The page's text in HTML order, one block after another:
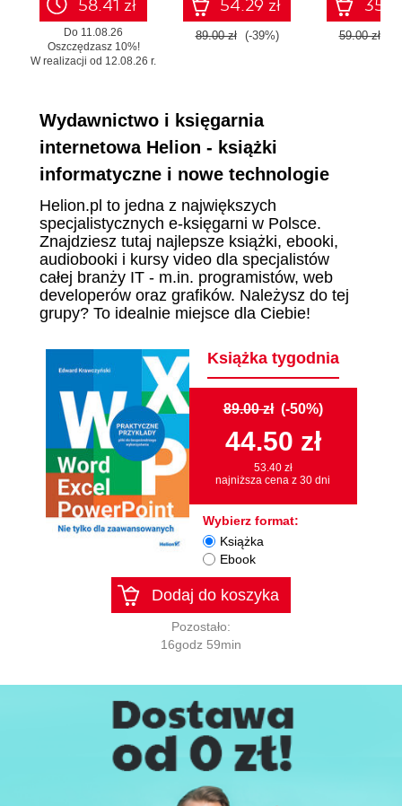
58.41 zł
Do 11.08.26
Oszczędzasz 10%!
W realizacji od 12.08.26 r.
54.29 zł
89.00 zł (-39%) 59.00 zł
Wydawnictwo i księgarnia
internetowa Helion - książki
informatyczne i nowe technologie
Helion.pl to jedna z największych
specjalistycznych e-księgarni w Polsce.
Znajdziesz tutaj najlepsze książki, ebooki,
audiobooki i kursy video dla specjalistów
całej branży IT - m.in. programistów, web
developerów oraz grafików. Należysz do tej
grupy? To idealnie miejsce dla Ciebie!
Książka tygodnia
89.00 zł (-50%)
44.50 zł
53.40 zł
najniższa cena z 30 dni
Wybierz format:
Książka
Ebook
Dodaj do koszyka
Pozostało:
16godz 59min